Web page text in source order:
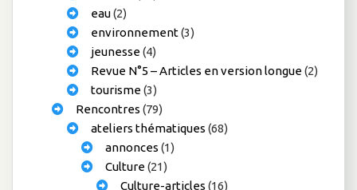
eau(2)
environnement(3)
jeunesse(4)
Revue N°5 – Articles en version longue(2)
tourisme(3)
Rencontres (79)
ateliers thématiques (68)
annonces (1)
Culture(21)
Culture-articles (16)